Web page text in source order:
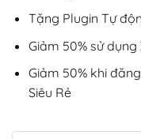
Tặng Plugin Tự
Giảm 50% sử dụng
Giảm 50% khi
Siêu Rẻ